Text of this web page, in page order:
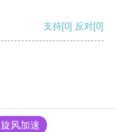
支持[0] 反对[0]
旋风加速